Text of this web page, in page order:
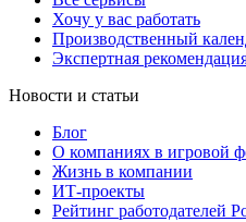
Хочу у вас работать
Производственный
Экспертная
Новости и статьи
Блог
О компаниях в игровой
Жизнь в компании
ИТ-проекты
Рейтинг работодателей